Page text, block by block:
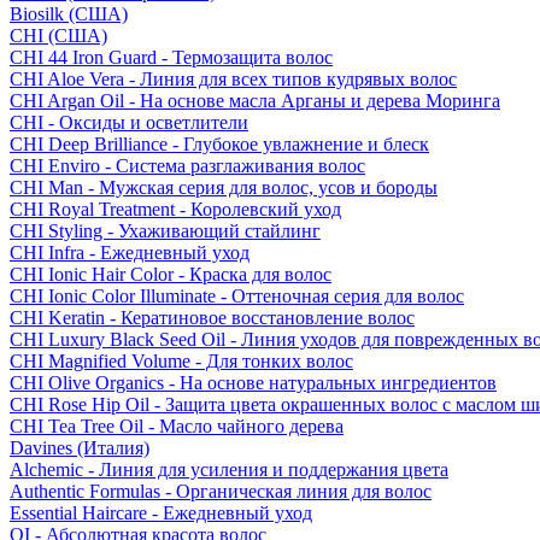
Biosilk (США)
CHI (США)
CHI 44 Iron Guard - Термозащита волос
CHI Aloe Vera - Линия для всех типов кудрявых волос
CHI Argan Oil - На основе масла Арганы и дерева Моринга
CHI - Оксиды и осветлители
CHI Deep Brilliance - Глубокое увлажнение и блеск
CHI Enviro - Система разглаживания волос
CHI Man - Мужская серия для волос, усов и бороды
CHI Royal Treatment - Королевский уход
CHI Styling - Ухаживающий стайлинг
CHI Infra - Ежедневный уход
CHI Ionic Hair Color - Краска для волос
CHI Ionic Color Illuminate - Оттеночная серия для волос
CHI Keratin - Кератиновое восстановление волос
CHI Luxury Black Seed Oil - Линия уходов для поврежденных
CHI Magnified Volume - Для тонких волос
CHI Olive Organics - На основе натуральных ингредиентов
CHI Rose Hip Oil - Защита цвета окрашенных волос с маслом
CHI Tea Tree Oil - Масло чайного дерева
Davines (Италия)
Alchemic - Линия для усиления и поддержания цвета
Authentic Formulas - Органическая линия для волос
Essential Haircare - Eжедневный уход
OI - Абсолютная красота волос